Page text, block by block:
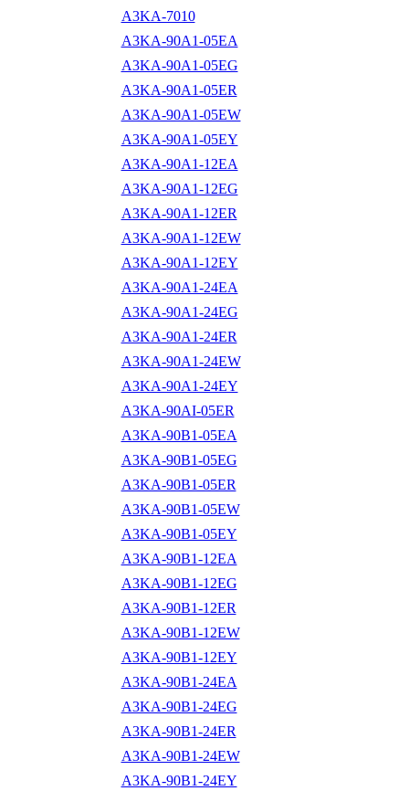
A3KA-7010
A3KA-90A1-05EA
A3KA-90A1-05EG
A3KA-90A1-05ER
A3KA-90A1-05EW
A3KA-90A1-05EY
A3KA-90A1-12EA
A3KA-90A1-12EG
A3KA-90A1-12ER
A3KA-90A1-12EW
A3KA-90A1-12EY
A3KA-90A1-24EA
A3KA-90A1-24EG
A3KA-90A1-24ER
A3KA-90A1-24EW
A3KA-90A1-24EY
A3KA-90AI-05ER
A3KA-90B1-05EA
A3KA-90B1-05EG
A3KA-90B1-05ER
A3KA-90B1-05EW
A3KA-90B1-05EY
A3KA-90B1-12EA
A3KA-90B1-12EG
A3KA-90B1-12ER
A3KA-90B1-12EW
A3KA-90B1-12EY
A3KA-90B1-24EA
A3KA-90B1-24EG
A3KA-90B1-24ER
A3KA-90B1-24EW
A3KA-90B1-24EY